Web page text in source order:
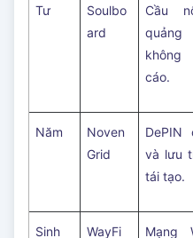
Tư
Soulbo
ard
Cầu
cáo.
Năm
Noven
Grid
DePIN
và lưu
tái tạo.
Sinh
WayFi
Mạng